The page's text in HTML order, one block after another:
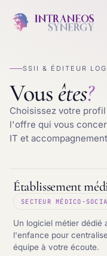
SSII & ÉDITEUR
Vous êtes?
Choisissez votre
l'offre qui vous
IT et
Établissement
SECTEUR MÉDICO-
Un logiciel métier dédié
l'enfance pour
équipe à votre écoute.